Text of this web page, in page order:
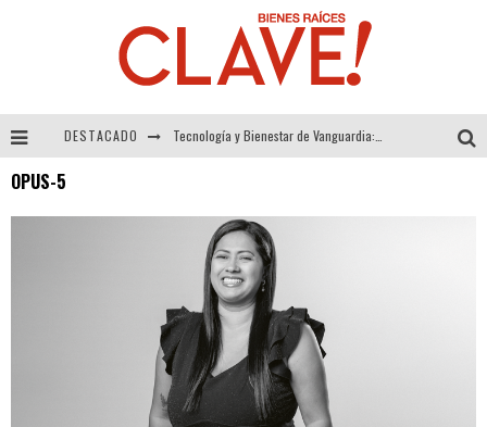
DESTACADO
OPUS-5